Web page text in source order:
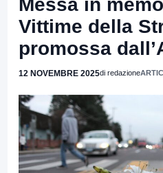
Messa in
Vittime della
promossa
12 NOVEMBRE 2025di redazione